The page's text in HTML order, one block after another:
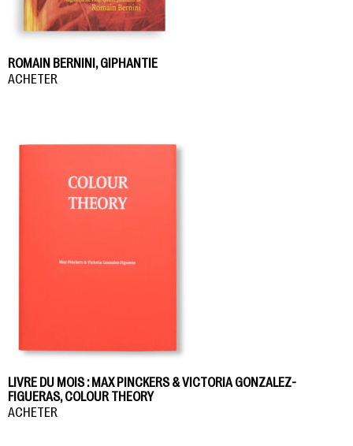
ROMAIN BERNINI, GIPHANTIE
ACHETER
LIVRE DU MOIS : MAX PINCKERS & VICTORIA GONZALEZ-
FIGUERAS, COLOUR THEORY
ACHETER